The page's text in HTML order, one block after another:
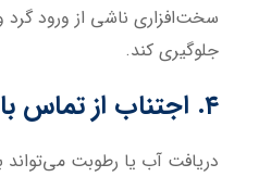
سخت‌افزاری ناشی از ورود گرد
جلوگیری کند.
۴. اجتناب از تماس با آب و رطوبت
دریافت آب یا رطوبت